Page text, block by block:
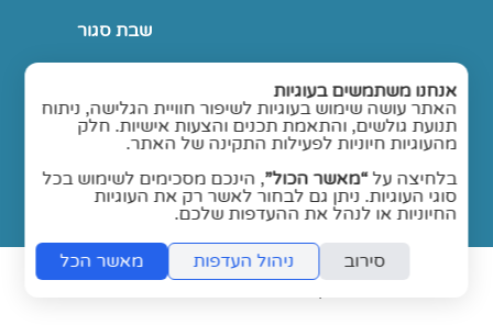
שבת סגור
טלפוני בלבד.
אנחנו משתמשים בעוגיות
האתר עושה שימוש בעוגיות לשיפור חוויית הגלישה, ניתוח
תנועת גולשים, והתאמת תכנים והצעות אישיות. חלק
מהעוגיות חיוניות לפעילות התקינה של האתר.
בלחיצה על“מאשר הכול”, הינכם מסכימים לשימוש בכל
סוגי העוגיות. ניתן גם לבחור לאשר רק את העוגיות
החיוניות או לנהל את ההעדפות שלכם.
סירוב ניהול העדפות מאשר הכל